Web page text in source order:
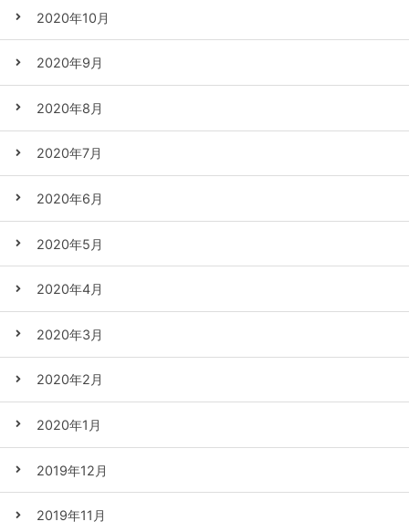
2020年10月
2020年9月
2020年8月
2020年7月
2020年6月
2020年5月
2020年4月
2020年3月
2020年2月
2020年1月
2019年12月
2019年11月